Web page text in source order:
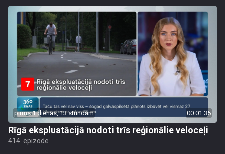
pirms 1 dienas, 13 stundām 00:01:35
Rīgā ekspluatācijā nodoti trīs reģionālie veloceļi
414. epizode